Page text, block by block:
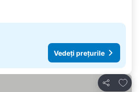
Vedeți prețurile
Distribuiți